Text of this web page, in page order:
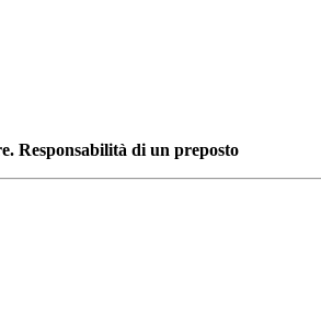
Responsabilità di un preposto